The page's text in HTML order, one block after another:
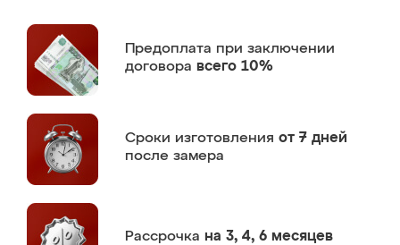
Предоплата при заключении
договора всего 10%
Сроки изготовления от 7 дней
после замера
Рассрочка на 3, 4, 6 месяцев